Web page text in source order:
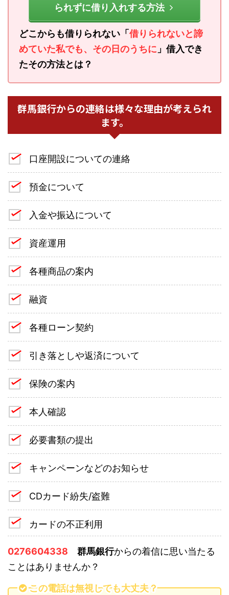
られずに借り入れする方法
どこからも借りられない「 借りられないと諦
めていた私でも、その日のうちに 」借入でき
たその方法とは？
群馬銀行からの連絡は様々な理由が考えられ
ます。
口座開設についての連絡
預金について
入金や振込について
資産運用
各種商品の案内
融資
各種ローン契約
引き落としや返済について
保険の案内
本人確認
必要書類の提出
キャンペーンなどのお知らせ
CDカード紛失/盗難
カードの不正利用
0276604338 群馬銀行からの着信に思い当たる
ことはありませんか？
この電話は無視しても大丈夫？